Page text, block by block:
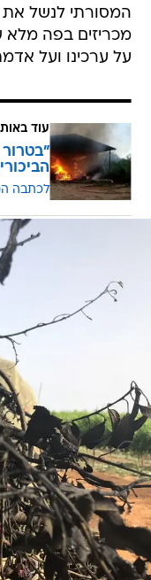
המסורתי לנשל את
מכריזים בפה מלא
על ערכינו ועל
עוד
לכתבה